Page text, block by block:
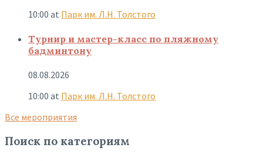
10:00 at Парк им. Л.Н. Толстого
Турнир и мастер-класс по пляжному
бадминтону
08.08.2026
10:00 at Парк им. Л.Н. Толстого
Все мероприятия
Поиск по категориям